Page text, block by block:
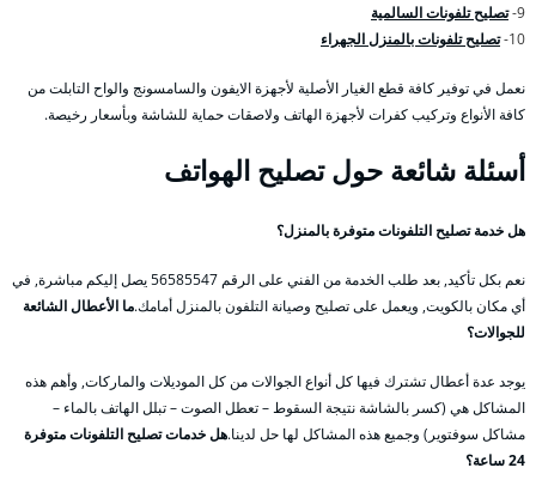
9- تصليح تلفونات السالمية
10- تصليح تلفونات بالمنزل الجهراء
نعمل في توفير كافة قطع الغيار الأصلية لأجهزة الايفون والسامسونج والواح التابلت من
كافة الأنواع وتركيب كفرات لأجهزة الهاتف ولاصقات حماية للشاشة وبأسعار رخيصة.
أسئلة شائعة حول تصليح الهواتف
هل خدمة تصليح التلفونات متوفرة بالمنزل؟
نعم بكل تأكيد, بعد طلب الخدمة من الفني على الرقم 56585547 يصل إليكم مباشرة, في
أي مكان بالكويت, ويعمل على تصليح وصيانة التلفون بالمنزل أمامك.ما الأعطال الشائعة
للجوالات؟
يوجد عدة أعطال تشترك فيها كل أنواع الجوالات من كل الموديلات والماركات, وأهم هذه
المشاكل هي (كسر بالشاشة نتيجة السقوط – تعطل الصوت – تبلل الهاتف بالماء –
مشاكل سوفتوير) وجميع هذه المشاكل لها حل لدينا.هل خدمات تصليح التلفونات متوفرة
24 ساعة؟